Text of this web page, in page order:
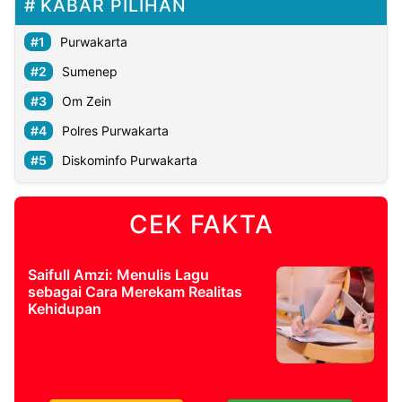
KABAR PILIHAN
Purwakarta
Sumenep
Om Zein
Polres Purwakarta
Diskominfo Purwakarta
CEK FAKTA
Saifull Amzi: Menulis Lagu
sebagai Cara Merekam Realitas
Kehidupan